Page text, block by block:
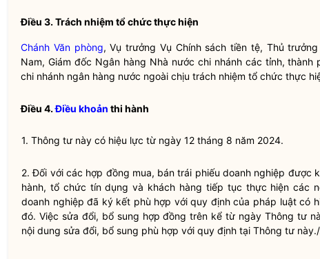
Điều 3. Trách nhiệm tổ chức thực hiện
Chánh Văn phòng, Vụ trưởng Vụ Chính sách tiền tệ, Thủ
Nam, Giám đốc Ngân hàng Nhà nước chi nhánh các tỉnh,
chi nhánh ngân hàng nước ngoài chịu trách nhiệm tổ chức thực
Điều 4.Điều khoản thi hành
1. Thông tư này có hiệu lực từ ngày 12 tháng 8 năm 2024.
2. Đối với các hợp đồng mua, bántrái phiếu doanh nghiệp được
hành, tổ chức tín dụng và khách hàng tiếp tục thực hiện các
doanh nghiệp đã ký kết phù hợp với quy định của pháp luậtcó
đó. Việc sửa đổi, bổ sung hợp đồng trên kể từ ngày Thông tư
nội dung sửa đổi, bổ sung phù hợp với quy định tại Thông tư